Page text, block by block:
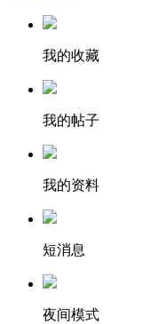
我的收藏
我的帖子
我的资料
短消息
夜间模式